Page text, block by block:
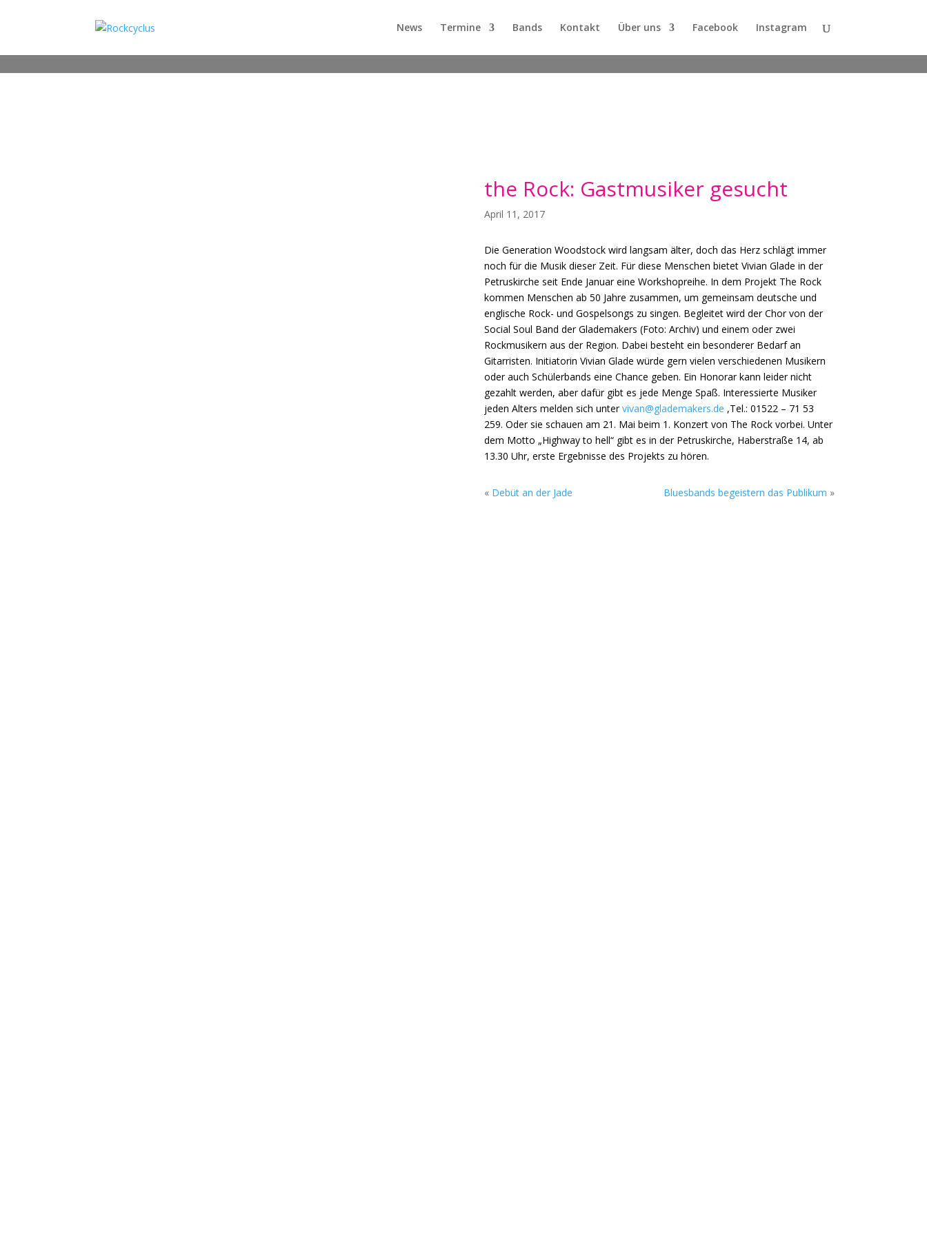
News Termine Bands Kontakt Über uns Facebook Instagram
the Rock: Gastmusiker gesucht
April 11, 2017
Die Generation Woodstock wird langsam älter, doch das Herz schlägt immer
noch für die Musik dieser Zeit. Für diese Menschen bietet Vivian Glade in der
Petruskirche seit Ende Januar eine Workshopreihe. In dem Projekt The Rock
kommen Menschen ab 50 Jahre zusammen, um gemeinsam deutsche und
englische Rock- und Gospelsongs zu singen. Begleitet wird der Chor von der
Social Soul Band der Glademakers (Foto: Archiv) und einem oder zwei
Rockmusikern aus der Region. Dabei besteht ein besonderer Bedarf an
Gitarristen. Initiatorin Vivian Glade würde gern vielen verschiedenen Musikern
oder auch Schülerbands eine Chance geben. Ein Honorar kann leider nicht
gezahlt werden, aber dafür gibt es jede Menge Spaß. Interessierte Musiker
jeden Alters melden sich untervivan@glademakers.de ,Tel.: 01522 – 71 53
259. Oder sie schauen am 21. Mai beim 1. Konzert von The Rock vorbei. Unter
dem Motto „Highway to hell“ gibt es in der Petruskirche, Haberstraße 14, ab
13.30 Uhr, erste Ergebnisse des Projekts zu hören.
« Debüt an der Jade Bluesbands begeistern das Publikum »